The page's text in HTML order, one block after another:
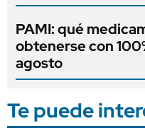
PAMI: qué
obtenerse con
agosto
Te puede